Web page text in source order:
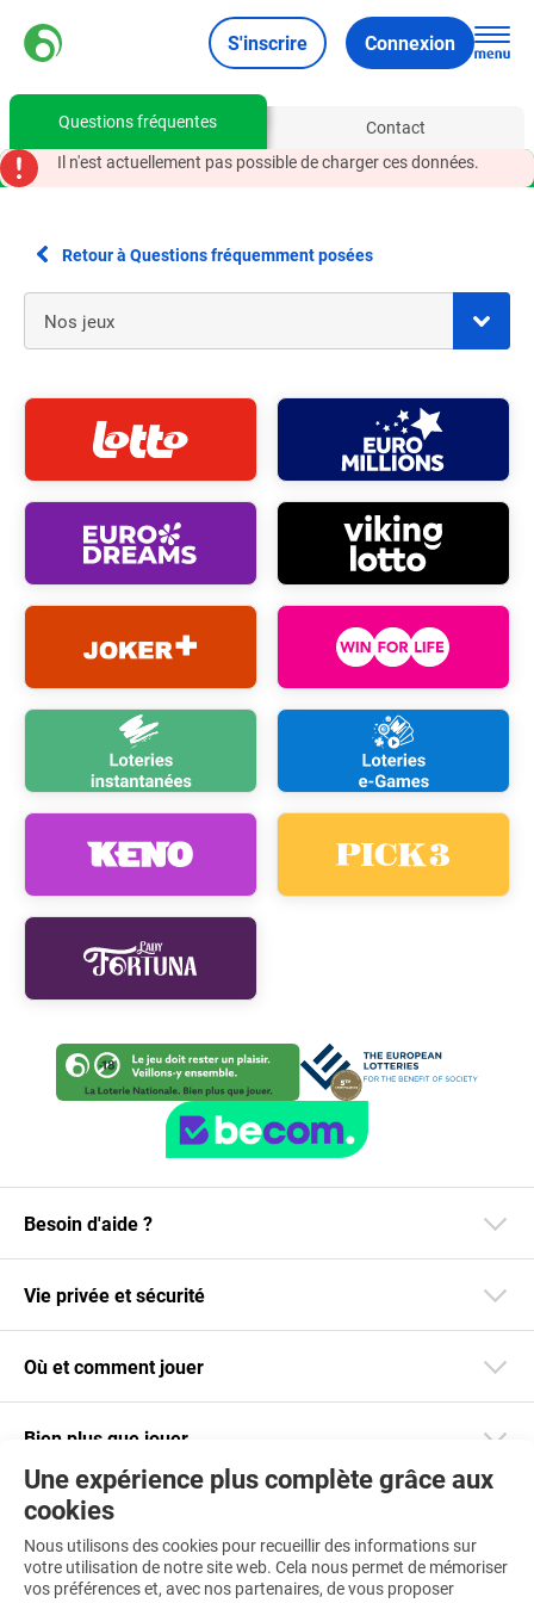
S'inscrire Connexion
Questions fréquentes
Contact
Il n'est actuellement pas possible de charger ces données.
Retour à Questions fréquemment posées
Une expérience plus complète grâce aux
cookies
Nous utilisons des cookies pour recueillir des informations sur
votre utilisation de notre site web. Cela nous permet de mémoriser
vos préférences et, avec nos partenaires, de vous proposer
Besoin d'aide ?
Vie privée et sécurité
Où et comment jouer
Bien plus que jouer
Téléchargez notre app